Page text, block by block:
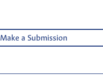
Make a Submission